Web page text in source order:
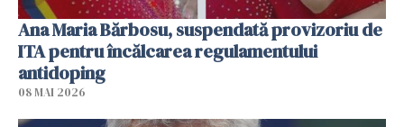
Ana Maria Bărbosu, suspendată provizoriu de
ITA pentru încălcarea regulamentului
antidoping
08 MAI 2026